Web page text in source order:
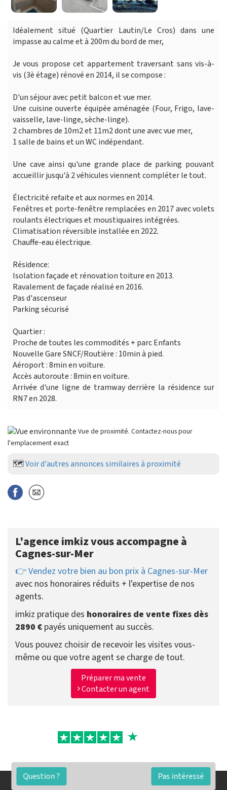
Idéalement situé (Quartier Lautin/Le Cros) dans une
impasse au calme et à 200m du bord de mer,
Je vous propose cet appartement traversant sans vis-à-
vis (3è étage) rénové en 2014, il se compose :
D'un séjour avec petit balcon et vue mer.
Une cuisine ouverte équipée aménagée (Four, Frigo, lave-
vaisselle, lave-linge, sèche-linge).
2 chambres de 10m2 et 11m2 dont une avec vue mer,
1 salle de bains et un WC indépendant.
Une cave ainsi qu'une grande place de parking pouvant
accueillir jusqu'à 2 véhicules viennent compléter le tout.
Électricité refaite et aux normes en 2014.
Fenêtres et porte-fenêtre remplacées en 2017 avec volets
roulants électriques et moustiquaires intégrées.
Climatisation réversible installée en 2022.
Chauffe-eau électrique.
Résidence:
Isolation façade et rénovation toiture en 2013.
Ravalement de façade réalisé en 2016.
Pas d'ascenseur
Parking sécurisé
Quartier :
Proche de toutes les commodités + parc Enfants
Nouvelle Gare SNCF/Routière : 10min à pied.
Aéroport : 8min en voiture.
Accès autoroute : 8min en voiture.
Arrivée d'une ligne de tramway derrière la résidence sur
RN7 en 2028.
Vue de proximité. Contactez-nous pour
l'emplacement exact
🗺️Voir d'autres annonces similaires à proximité
Question ? Pas intéressé
L'agence imkiz vous accompagne à
Cagnes-sur-Mer
👉 Vendez votre bien au bon prix à Cagnes-sur-Mer
avec nos honoraires réduits + l'expertise de nos
agents.
imkiz pratique des honoraires de vente fixes dès
2890 € payés uniquement au succès.
Vous pouvez choisir de recevoir les visites vous-
même ou que votre agent se charge de tout.
Préparer ma vente
Contacter un agent